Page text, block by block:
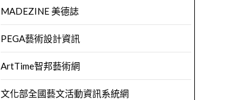
MADEZINE 美德誌
PEGA藝術設計資訊
ArtTime智邦藝術網
文化部全國藝文活動資訊系統網